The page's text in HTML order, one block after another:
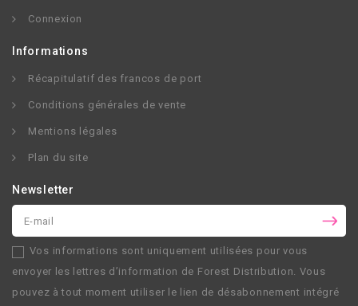
Connexion
Informations
Récapitulatif des francos de port
Conditions générales de vente
Mentions légales
Plan du site
Newsletter
Vos informations sont uniquement utilisées pour vous
envoyer les lettres d’information de Forest Distribution. Vous
pouvez à tout moment utiliser le lien de désabonnement intégré